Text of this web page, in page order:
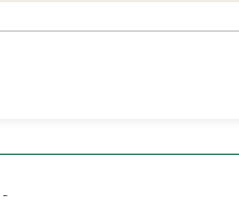
-